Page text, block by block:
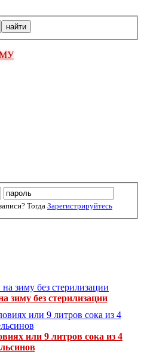
Тогда Зарегистрируйтесь
зиму без стерилизации
или 9 литров сока из 4